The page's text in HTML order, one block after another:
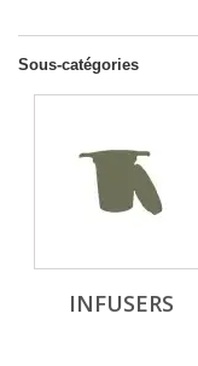
Sous-catégories
INFUSERS